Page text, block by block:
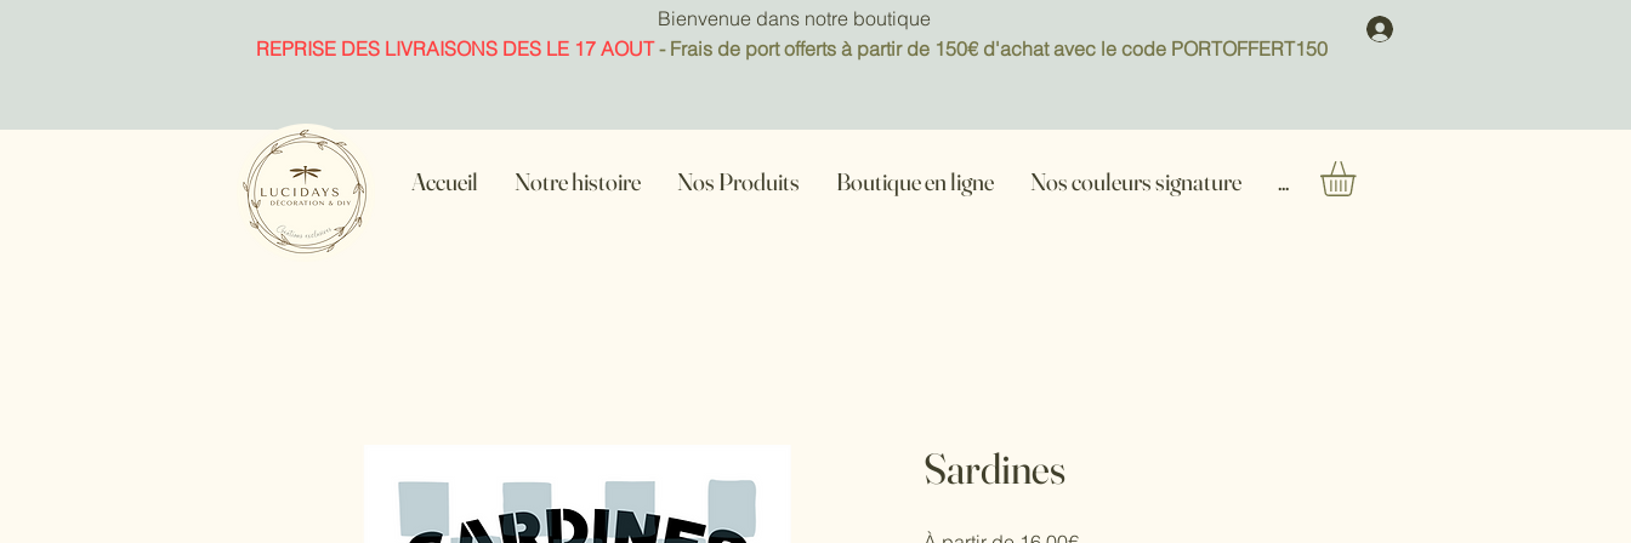
Bienvenue dans notre boutique
REPRISE DES LIVRAISONS DES LE 17 AOUT- Frais de port offerts à partir de 150€ d'achat avec le code PORTOFFERT150
Accueil Notre histoire Nos Produits Boutique en ligne Nos couleurs signature ...
Sardines